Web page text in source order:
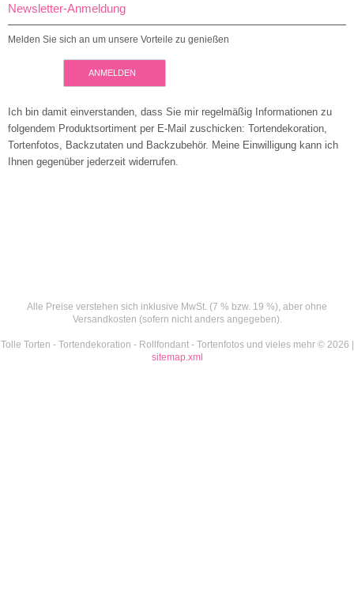
Newsletter-Anmeldung
Melden Sie sich an um unsere Vorteile zu genießen
ANMELDEN
Ich bin damit einverstanden, dass Sie mir regelmäßig Informationen zu
folgendem Produktsortiment per E-Mail zuschicken: Tortendekoration,
Tortenfotos, Backzutaten und Backzubehör. Meine Einwilligung kann ich
Ihnen gegenüber jederzeit widerrufen.
Alle Preise verstehen sich inklusive MwSt. (7 % bzw. 19 %), aber ohne
Versandkosten (sofern nicht anders angegeben).
Tolle Torten - Tortendekoration - Rollfondant - Tortenfotos und vieles mehr © 2026 |
sitemap.xml